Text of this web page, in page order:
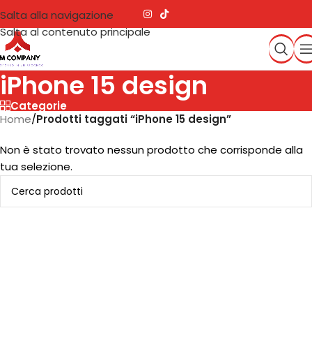
Salta alla navigazione
Salta al contenuto principale
iPhone 15 design
Categorie
Home/Prodotti taggati “iPhone 15 design”
Non è stato trovato nessun prodotto che corrisponde alla
tua selezione.